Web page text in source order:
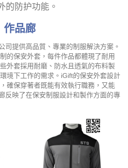
的防护功能。
作品廊
司提供高品質、專業的制服解決方案。
的保安外套，每件作品都體現了耐用
外套採用耐磨、防水且透氣的布料製
境下工作的需求。iGift的保安外套設計
確保穿著者既能有效執行職務，又能
反映了在保安制服設計和製作方面的專